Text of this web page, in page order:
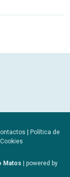
Política de
Matos | powered by